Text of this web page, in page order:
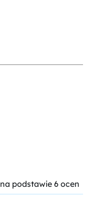
na podstawie 6 ocen